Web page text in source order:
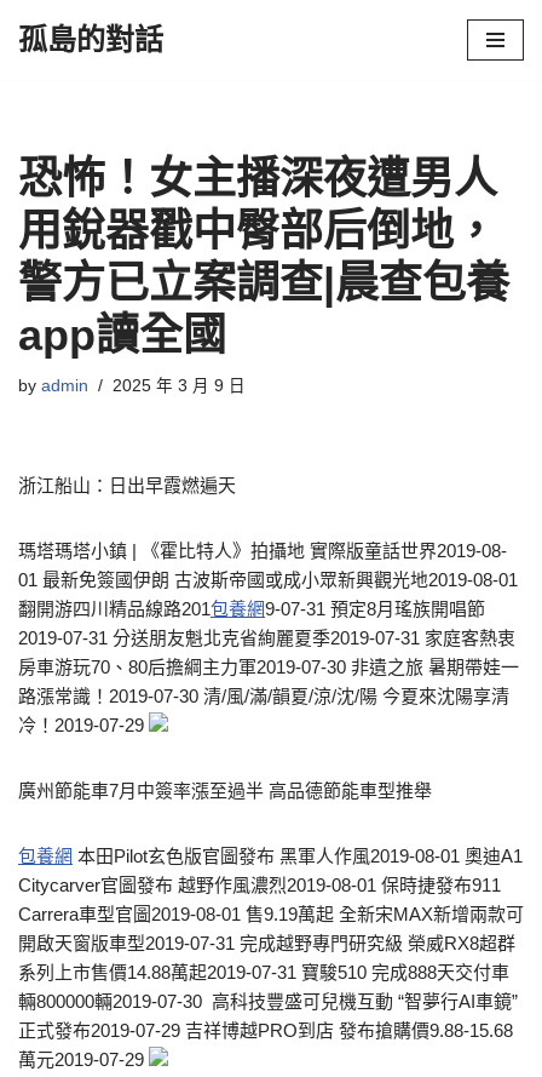
孤島的對話
恐怖！女主播深夜遭男人
用銳器戳中臀部后倒地，
警方已立案調查|晨查包養
app讀全國
by admin 2025 年 3 月 9 日
浙江船山：日出早霞燃遍天
瑪塔瑪塔小鎮 | 《霍比特人》拍攝地 實際版童話世界2019-08-
01 最新免簽國伊朗 古波斯帝國或成小眾新興觀光地2019-08-01
翻開游四川精品線路201包養網9-07-31 預定8月瑤族開唱節
2019-07-31 分送朋友魁北克省絢麗夏季2019-07-31 家庭客熱衷
房車游玩70、80后擔綱主力軍2019-07-30 非遺之旅 暑期帶娃一
路漲常識！2019-07-30 清/風/滿/韻夏/涼/沈/陽 今夏來沈陽享清
冷！2019-07-29
廣州節能車7月中簽率漲至過半 高品德節能車型推舉​
包養網 本田Pilot玄色版官圖發布 黑軍人作風2019-08-01 奧迪A1
Citycarver官圖發布 越野作風濃烈2019-08-01 保時捷發布911
Carrera車型官圖2019-08-01 售9.19萬起 全新宋MAX新增兩款可
開啟天窗版車型2019-07-31 完成越野專門研究級 榮威RX8超群
系列上市售價14.88萬起2019-07-31 ​寶駿510 完成888天交付車
輛800000輛2019-07-30 ​ 高科技豐盛可兒機互動 “智夢行AI車鏡”
正式發布2019-07-29 吉祥博越PRO到店 發布搶購價9.88-15.68
萬元2019-07-29